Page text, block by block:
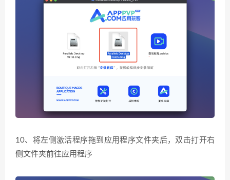
10、将左侧激活程序拖到应用程序文件夹后，双击打开右
侧文件夹前往应用程序